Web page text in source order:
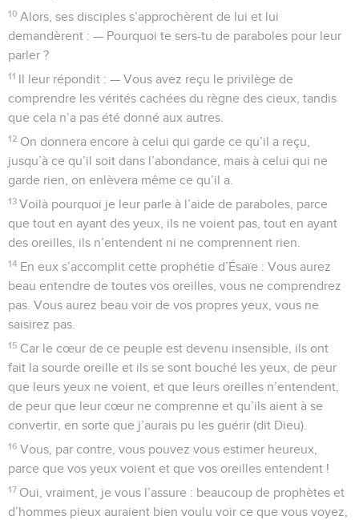
10 Alors, ses disciples s’approchèrent de lui et lui
demandèrent : — Pourquoi te sers-tu de paraboles pour leur
parler ?
11 Il leur répondit : — Vous avez reçu le privilège de
comprendre les vérités cachées du règne des cieux, tandis
que cela n’a pas été donné aux autres.
12 On donnera encore à celui qui garde ce qu’il a reçu,
jusqu’à ce qu’il soit dans l’abondance, mais à celui qui ne
garde rien, on enlèvera même ce qu’il a.
13 Voilà pourquoi je leur parle à l’aide de paraboles, parce
que tout en ayant des yeux, ils ne voient pas, tout en ayant
des oreilles, ils n’entendent ni ne comprennent rien.
14 En eux s’accomplit cette prophétie d’Ésaïe : Vous aurez
beau entendre de toutes vos oreilles, vous ne comprendrez
pas. Vous aurez beau voir de vos propres yeux, vous ne
saisirez pas.
15 Car le cœur de ce peuple est devenu insensible, ils ont
fait la sourde oreille et ils se sont bouché les yeux, de peur
que leurs yeux ne voient, et que leurs oreilles n’entendent,
de peur que leur cœur ne comprenne et qu’ils aient à se
convertir, en sorte que j’aurais pu les guérir (dit Dieu).
16 Vous, par contre, vous pouvez vous estimer heureux,
parce que vos yeux voient et que vos oreilles entendent !
17 Oui, vraiment, je vous l’assure : beaucoup de prophètes et
d’hommes pieux auraient bien voulu voir ce que vous voyez,